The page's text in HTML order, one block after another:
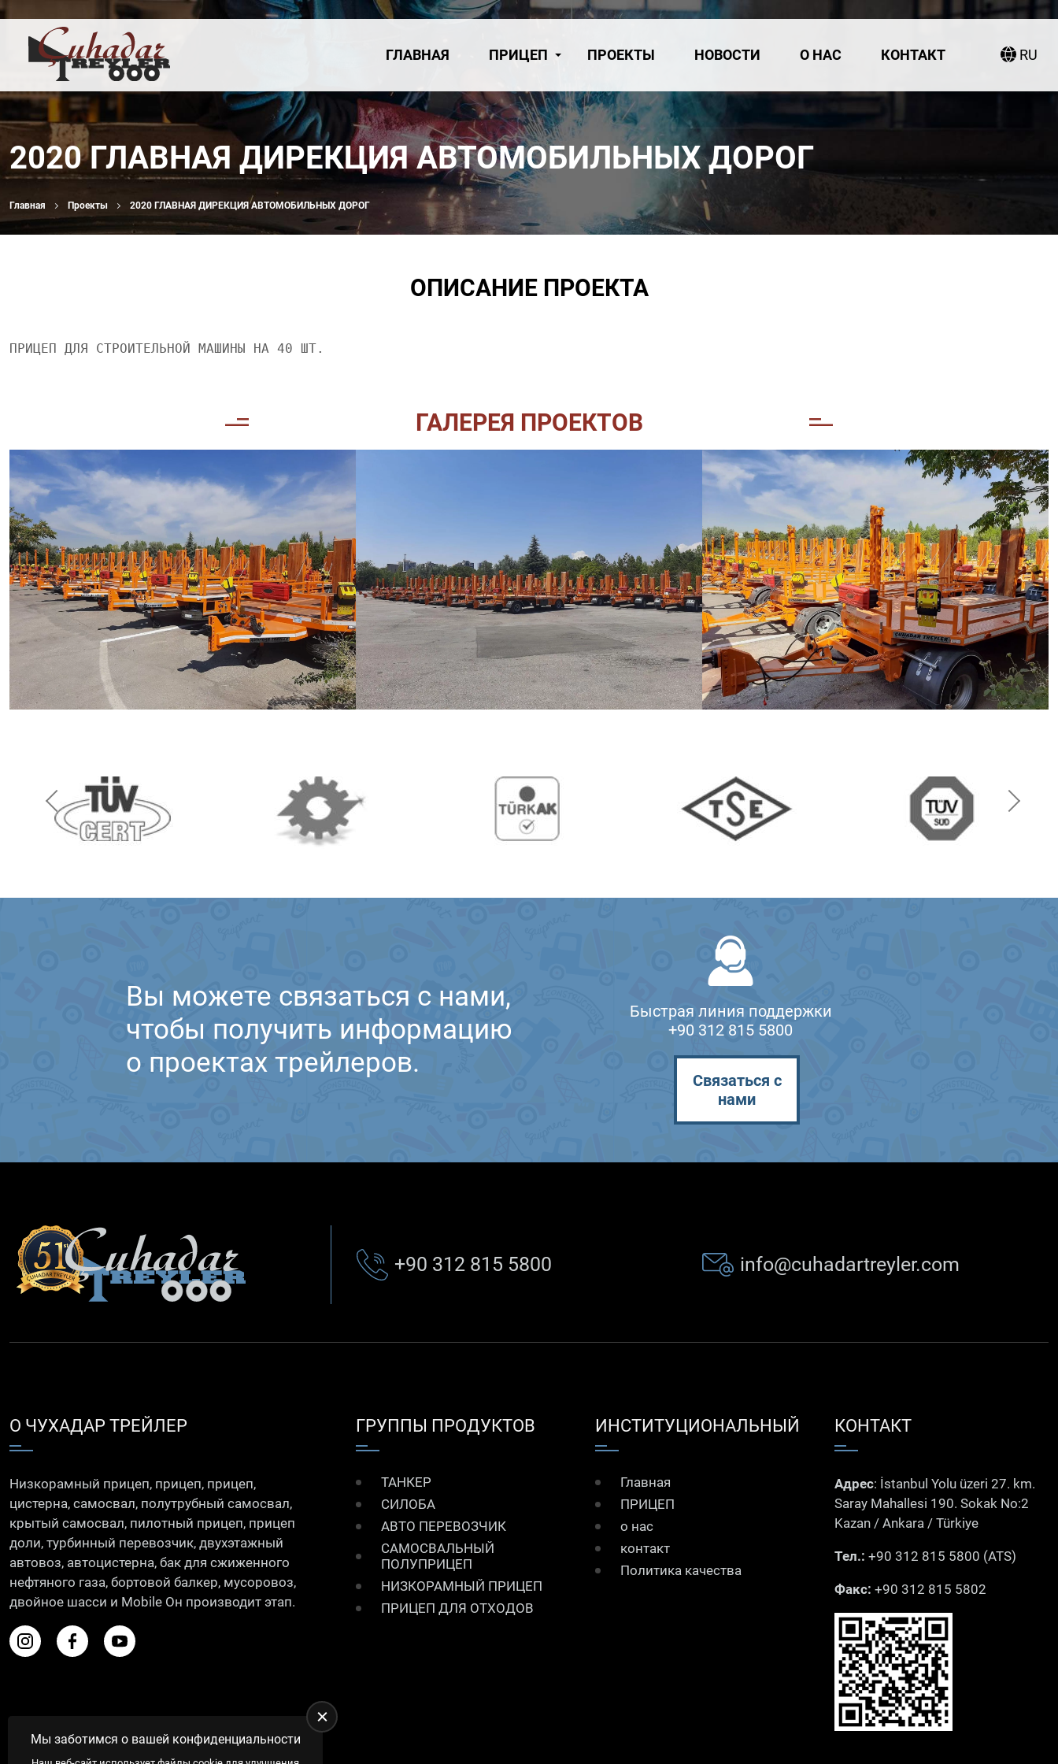
ГЛАВНАЯ ПРИЦЕП ПРОЕКТЫ НОВОСТИ О НАС КОНТАКТ RU
2020 ГЛАВНАЯ ДИРЕКЦИЯ АВТОМОБИЛЬНЫХ ДОРОГ
Главная Проекты 2020 ГЛАВНАЯ ДИРЕКЦИЯ АВТОМОБИЛЬНЫХ ДОРОГ
ОПИСАНИЕ ПРОЕКТА
ПРИЦЕП ДЛЯ СТРОИТЕЛЬНОЙ МАШИНЫ НА 40 ШТ.
ГАЛЕРЕЯ ПРОЕКТОВ
Вы можете связаться с нами,
чтобы получить информацию
о проектах трейлеров.
Быстрая линия поддержки
+90 312 815 5800
Связаться с
нами
+90 312 815 5800 info@cuhadartreyler.com
О ЧУХАДАР ТРЕЙЛЕР
Низкорамный прицеп, прицеп, прицеп,
цистерна, самосвал, полутрубный самосвал,
крытый самосвал, пилотный прицеп, прицеп
доли, турбинный перевозчик, двухэтажный
автовоз, автоцистерна, бак для сжиженного
нефтяного газа, бортовой балкер, мусоровоз,
двойное шасси и Mobile Он производит этап.
ГРУППЫ ПРОДУКТОВ
ТАНКЕР
СИЛОБА
АВТО ПЕРЕВОЗЧИК
САМОСВАЛЬНЫЙ
ПОЛУПРИЦЕП
НИЗКОРАМНЫЙ ПРИЦЕП
ПРИЦЕП ДЛЯ ОТХОДОВ
ИНСТИТУЦИОНАЛЬНЫЙ
Главная
ПРИЦЕП
о нас
контакт
Политика качества
КОНТАКТ
Адрес: İstanbul Yolu üzeri 27. km.
Saray Mahallesi 190. Sokak No:2
Kazan / Ankara / Türkiye
Тел.: +90 312 815 5800 (ATS)
Факс: +90 312 815 5802
Мы заботимся о вашей конфиденциальности